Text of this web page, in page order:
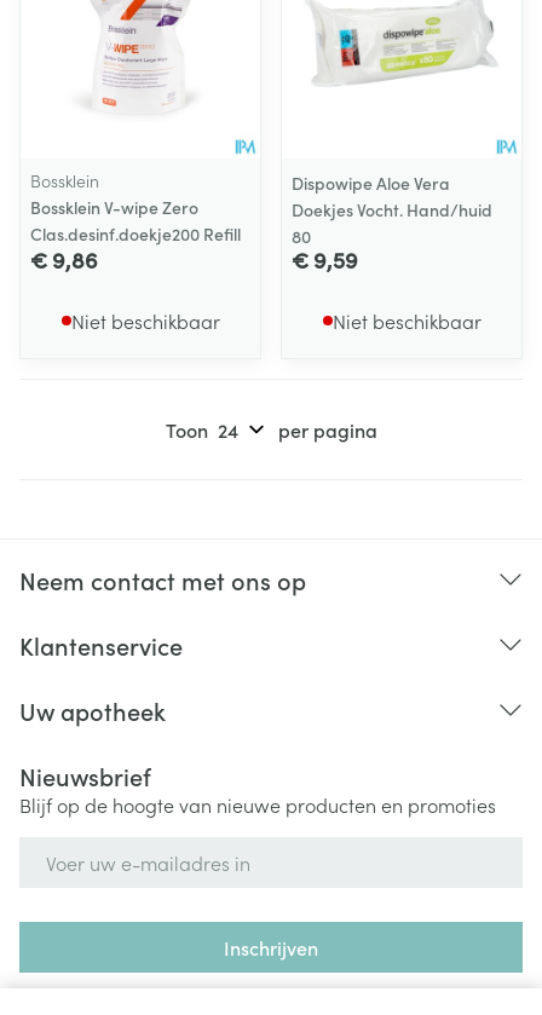
Bossklein
Bossklein V-wipe Zero
Clas.desinf.doekje200 Refill
€ 9,86
Niet beschikbaar
Dispowipe Aloe Vera
Doekjes Vocht. Hand/huid
80
€ 9,59
Niet beschikbaar
Toon per pagina
Neem contact met ons op
Klantenservice
Uw apotheek
Nieuwsbrief
Blijf op de hoogte van nieuwe producten en promoties
Inschrijven